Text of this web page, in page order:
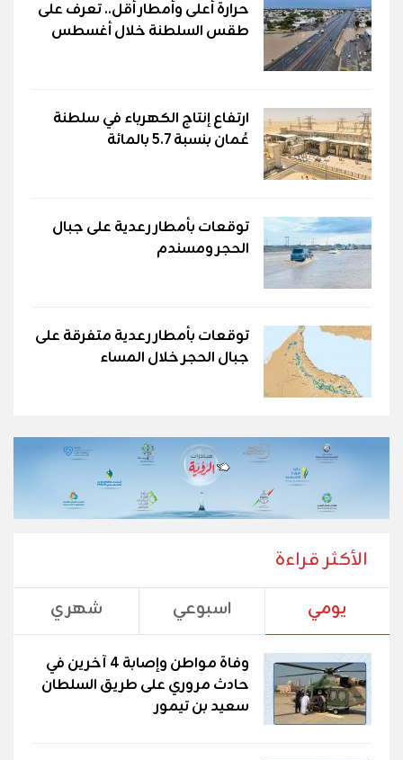
حرارة أعلى وأمطار أقل.. تعرف على
طقس السلطنة خلال أغسطس
ارتفاع إنتاج الكهرباء في سلطنة
عُمان بنسبة 5.7 بالمائة
توقعات بأمطار رعدية على جبال
الحجر ومسندم
توقعات بأمطار رعدية متفرقة على
جبال الحجر خلال المساء
الأكثر قراءة
يومي اسبوعي شهري
وفاة مواطن وإصابة 4 آخرين في
حادث مروري على طريق السلطان
سعيد بن تيمور